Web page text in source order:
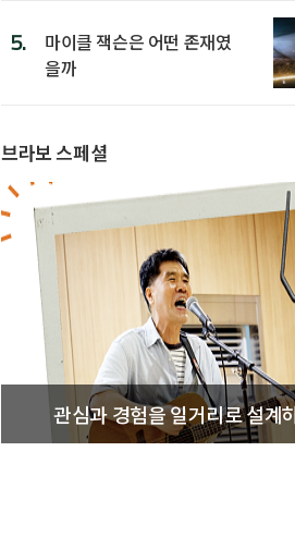
5.
마이클 잭슨은 어떤 존재였
을까
브라보 스페셜
관심과 경험을 일거리로 설계